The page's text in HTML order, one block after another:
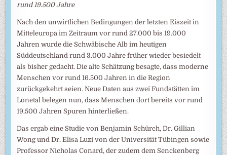
rund 19.500 Jahre
Nach den unwirtlichen Bedingungen der letzten Eiszeit in
Mitteleuropa im Zeitraum vor rund 27.000 bis 19.000
Jahren wurde die Schwäbische Alb im heutigen
Süddeutschland rund 3.000 Jahre früher wieder besiedelt
als bisher gedacht. Die alte Schätzung besagte, dass moderne
Menschen vor rund 16.500 Jahren in die Region
zurückgekehrt seien. Neue Daten aus zwei Fundstätten im
Lonetal belegen nun, dass Menschen dort bereits vor rund
19.500 Jahren Spuren hinterließen.
Das ergab eine Studie von Benjamin Schürch, Dr. Gillian
Wong und Dr. Elisa Luzi von der Universität Tübingen sowie
Professor Nicholas Conard, der zudem dem Senckenberg